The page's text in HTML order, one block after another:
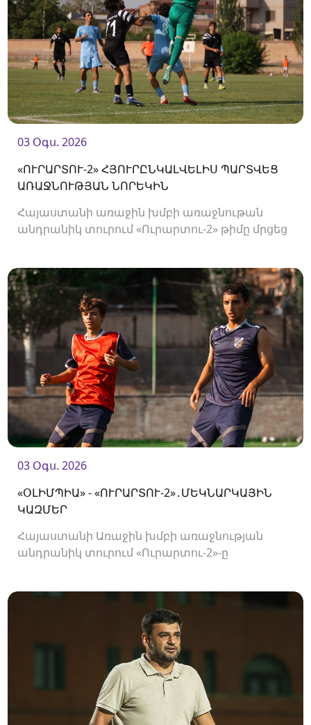
03 Օգս. 2026
«ՈՒՐԱՐՏՈՒ-2» ՀՅՈՒՐԸՆԿԱԼՎԵԼԻՍ ՊԱՐՏՎԵՑ
ԱՌԱՋՆՈՒԹՅԱՆ ՆՈՐԵԿԻՆ
Հայաստանի առաջին խմբի առաջնութան
անդրանիկ տուրում «Ուրարտու-2» թիմը մրցեց
03 Օգս. 2026
«ՕԼԻՄՊԻԱ» - «ՈՒՐԱՐՏՈՒ-2»․ՄԵԿՆԱՐԿԱՅԻՆ
ԿԱԶՄԵՐ
Հայաստանի Առաջին խմբի առաջնության
անդրանիկ տուրում «Ուրարտու-2»-ը